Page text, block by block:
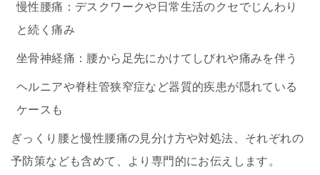
慢性腰痛：デスクワークや日常生活のクセでじんわり
と続く痛み
坐骨神経痛：腰から足先にかけてしびれや痛みを伴う
ヘルニアや脊柱管狭窄症など器質的疾患が隠れている
ケースも
ぎっくり腰と慢性腰痛の見分け方や対処法、それぞれの
予防策なども含めて、より専門的にお伝えします。